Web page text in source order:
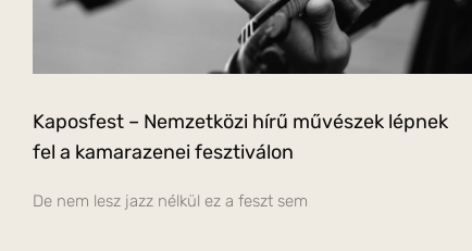
Kaposfest – Nemzetközi hírű művészek lépnek
fel a kamarazenei fesztiválon
De nem lesz jazz nélkül ez a feszt sem